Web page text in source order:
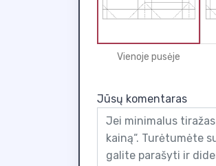
Vienoje pusėje
Jūsų komentaras